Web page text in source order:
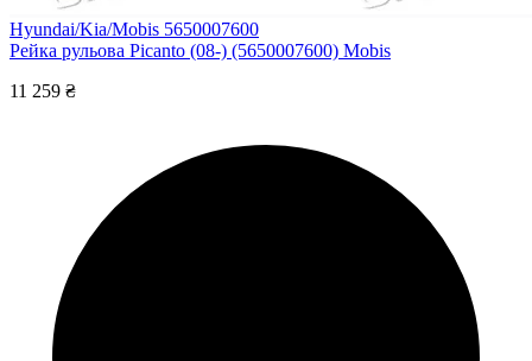
Hyundai/Kia/Mobis 5650007600
Рейка рульова Picanto (08-) (5650007600) Mobis
11 259 ₴